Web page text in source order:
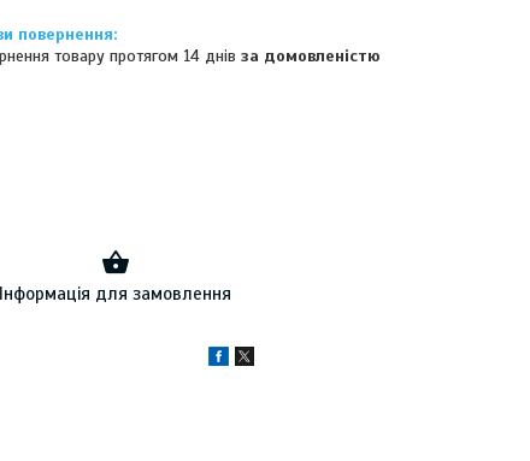
товару протягом 14 днівза домовленістю
Інформація для замовлення